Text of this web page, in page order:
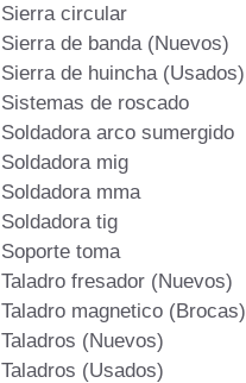
Sierra circular
Sierra de banda (Nuevos)
Sierra de huincha (Usados)
Sistemas de roscado
Soldadora arco sumergido
Soldadora mig
Soldadora mma
Soldadora tig
Soporte toma
Taladro fresador (Nuevos)
Taladro magnetico (Brocas)
Taladros (Nuevos)
Taladros (Usados)